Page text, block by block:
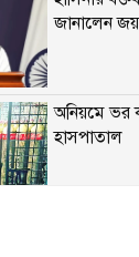
জানালেন
অনিয়মে ভর
হাসপাতাল